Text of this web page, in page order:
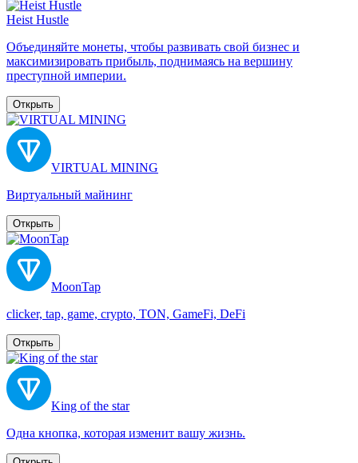
Heist Hustle
Объединяйте монеты, чтобы развивать свой бизнес и
максимизировать прибыль, поднимаясь на вершину
преступной империи.
Открыть
VIRTUAL MINING
Виртуальный майнинг
Открыть
MoonTap
clicker, tap, game, crypto, TON, GameFi, DeFi
Открыть
King of the star
Одна кнопка, которая изменит вашу жизнь.